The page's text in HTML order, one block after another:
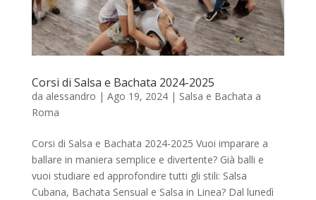
Corsi di Salsa e Bachata 2024-2025
da alessandro | Ago 19, 2024| Salsa e Bachata a
Roma
Corsi di Salsa e Bachata 2024-2025 Vuoi imparare a
ballare in maniera semplice e divertente? Già balli e
vuoi studiare ed approfondire tutti gli stili: Salsa
Cubana, Bachata Sensual e Salsa in Linea? Dal lunedì